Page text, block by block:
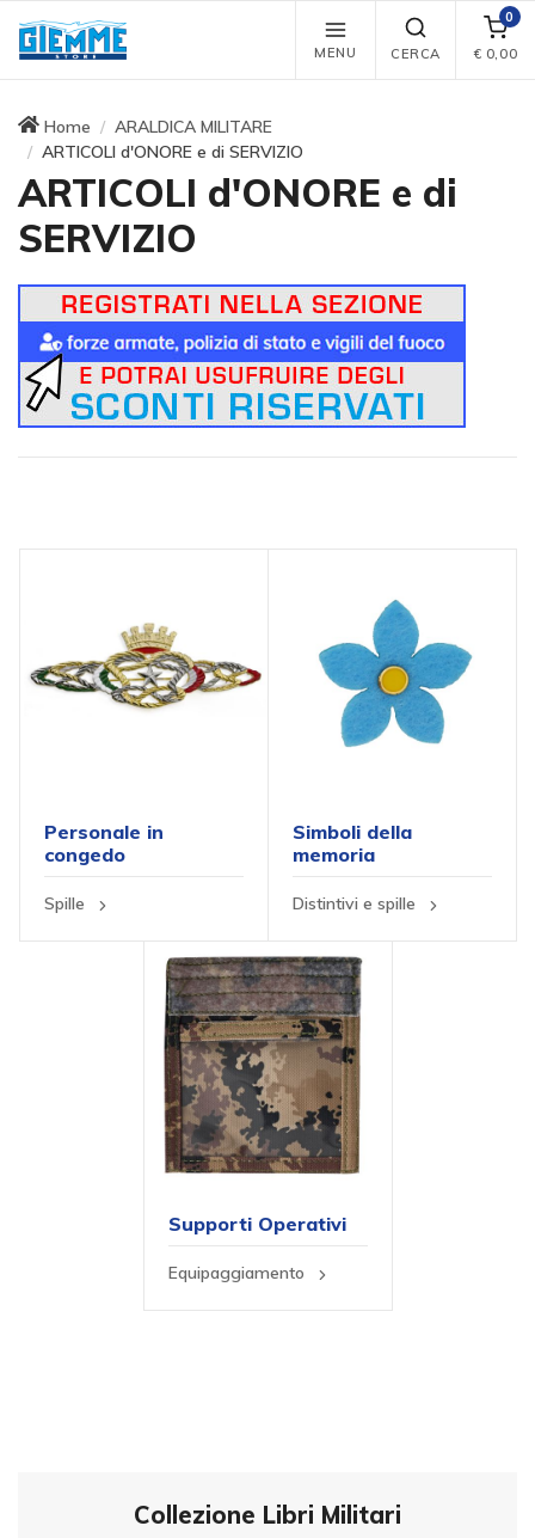
MENU CERCA
0
€ 0,00
Home
ARALDICA MILITARE
ARTICOLI d'ONORE e di SERVIZIO
ARTICOLI d'ONORE e di
SERVIZIO
Personale in
congedo
Spille
Simboli della
memoria
Distintivi e spille
Supporti Operativi
Equipaggiamento
Collezione Libri Militari